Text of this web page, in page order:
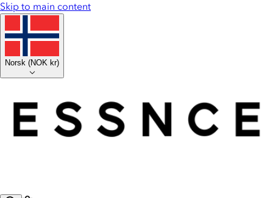
Skip to main content
Norsk (NOK kr)